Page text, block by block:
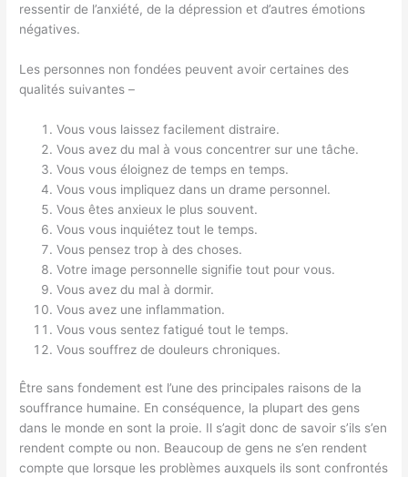
ressentir de l’anxiété, de la dépression et d’autres émotions
négatives.
Les personnes non fondées peuvent avoir certaines des
qualités suivantes –
Vous vous laissez facilement distraire.
Vous avez du mal à vous concentrer sur une tâche.
Vous vous éloignez de temps en temps.
Vous vous impliquez dans un drame personnel.
Vous êtes anxieux le plus souvent.
Vous vous inquiétez tout le temps.
Vous pensez trop à des choses.
Votre image personnelle signifie tout pour vous.
Vous avez du mal à dormir.
Vous avez une inflammation.
Vous vous sentez fatigué tout le temps.
Vous souffrez de douleurs chroniques.
Être sans fondement est l’une des principales raisons de la
souffrance humaine. En conséquence, la plupart des gens
dans le monde en sont la proie. Il s’agit donc de savoir s’ils s’en
rendent compte ou non. Beaucoup de gens ne s’en rendent
compte que lorsque les problèmes auxquels ils sont confrontés